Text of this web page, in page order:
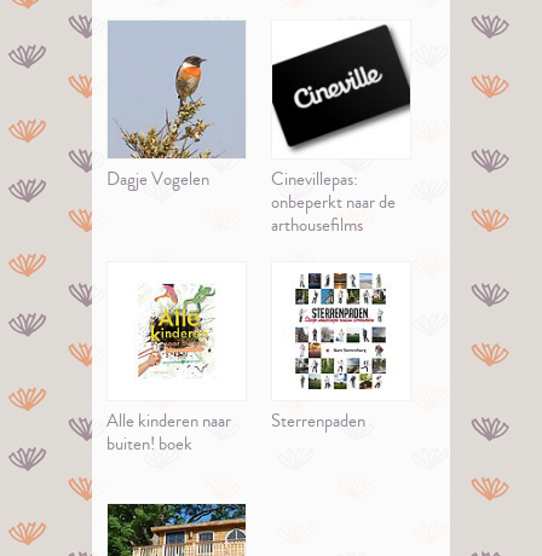
Dagje Vogelen
Cinevillepas:
onbeperkt naar de
arthousefilms
Alle kinderen naar
buiten! boek
Sterrenpaden